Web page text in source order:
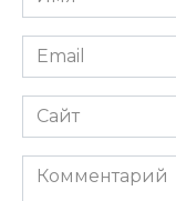
*
Email
*
Сайт
Комментарий